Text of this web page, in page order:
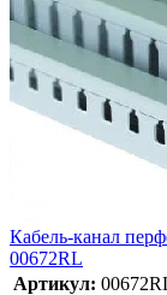
Кабель-канал
00672RL
Артикул: